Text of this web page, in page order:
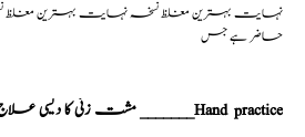
نہایت بہترین مغلظ نسخہ نہایت بہترین
حاضر ہے جس
مشت زنی کا دیسی علاج _______Hand practice